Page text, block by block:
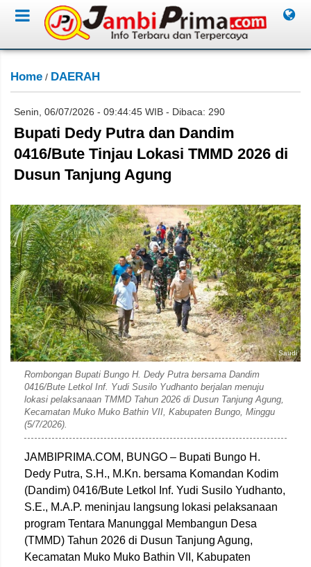
Home / DAERAH
Senin, 06/07/2026 - 09:44:45 WIB - Dibaca: 290
Bupati Dedy Putra dan Dandim
0416/Bute Tinjau Lokasi TMMD 2026 di
Dusun Tanjung Agung
Saudi
Rombongan Bupati Bungo H. Dedy Putra bersama Dandim
0416/Bute Letkol Inf. Yudi Susilo Yudhanto berjalan menuju
lokasi pelaksanaan TMMD Tahun 2026 di Dusun Tanjung Agung,
Kecamatan Muko Muko Bathin VII, Kabupaten Bungo, Minggu
(5/7/2026).
JAMBIPRIMA.COM, BUNGO – Bupati Bungo H.
Dedy Putra, S.H., M.Kn. bersama Komandan Kodim
(Dandim) 0416/Bute Letkol Inf. Yudi Susilo Yudhanto,
S.E., M.A.P. meninjau langsung lokasi pelaksanaan
program Tentara Manunggal Membangun Desa
(TMMD) Tahun 2026 di Dusun Tanjung Agung,
Kecamatan Muko Muko Bathin VII, Kabupaten